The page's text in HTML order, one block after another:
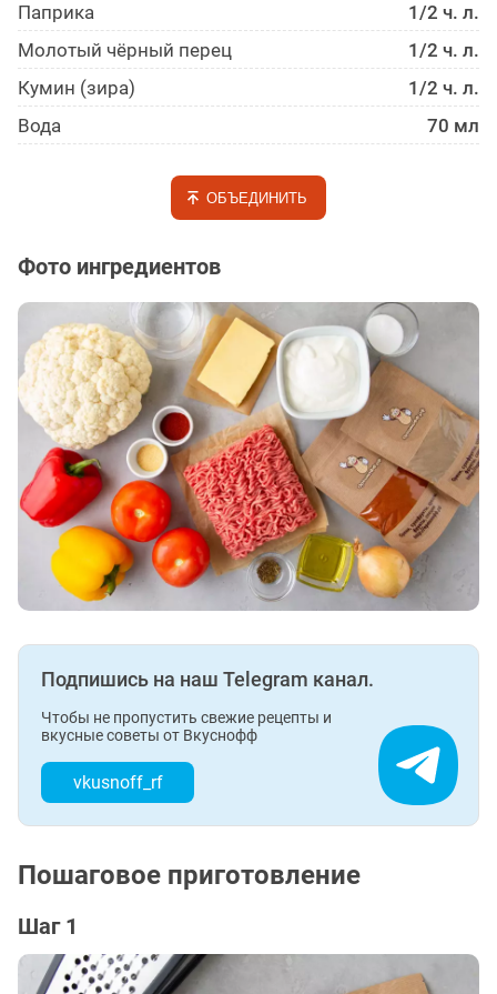
Паприка
1/2 ч. л.
Молотый чёрный перец
1/2 ч. л.
Кумин (зира)
1/2 ч. л.
Вода
70 мл
ОБЪЕДИНИТЬ
Фото ингредиентов
Подпишись на наш Telegram канал.
Чтобы не пропустить свежие рецепты и
вкусные советы от Вкуснофф
vkusnoff_rf
Пошаговое приготовление
Шаг 1